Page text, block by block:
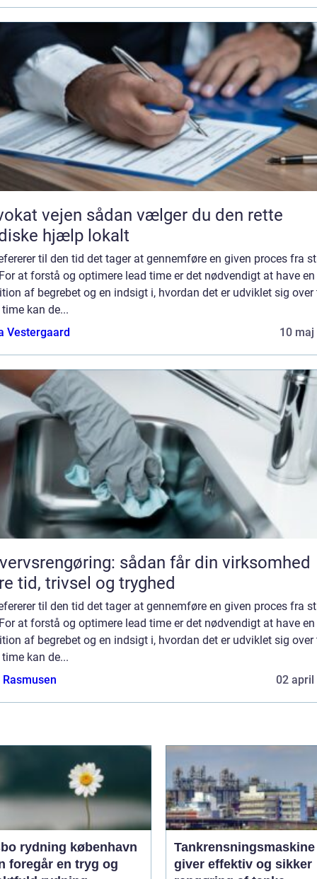
sådan vælger du den rette
hjælp lokalt
til den tid det tager at gennemføre en given proces fra
at forstå og optimere lead time er det nødvendigt at have
af begrebet og en indsigt i, hvordan det er udviklet sig over
kan de...
Vestergaard
10 maj
sådan får din virksomhed
tid, trivsel og tryghed
til den tid det tager at gennemføre en given proces fra
at forstå og optimere lead time er det nødvendigt at have
af begrebet og en indsigt i, hvordan det er udviklet sig over
kan de...
02 april
rydning københavn
foregår en tryg og
Tankrensningsmaskine
giver effektiv og sikker